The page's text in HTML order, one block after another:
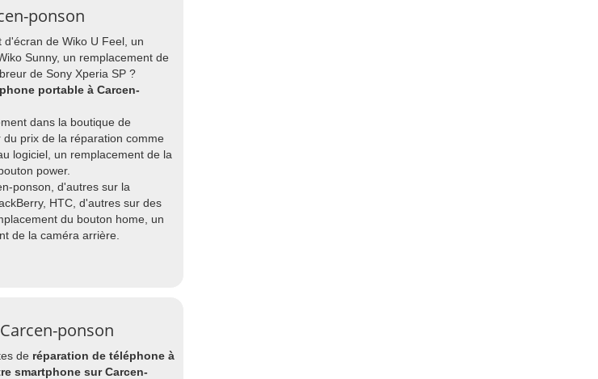
ponson
de Wiko U Feel, un
Sunny, un remplacement de
de Sony Xperia SP ?
portable à Carcen-
dans la boutique de
prix de la réparation comme
logiciel, un remplacement de la
power.
ponson, d'autres sur la
HTC, d'autres sur des
du bouton home, un
de la caméra arrière.
ponson
de réparation de téléphone à
smartphone sur Carcen-